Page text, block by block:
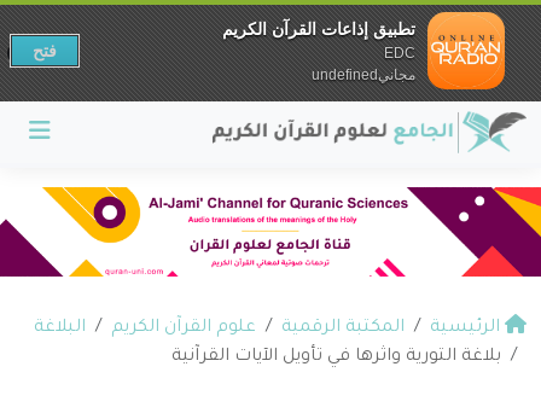
الرئيسية المكتبة الرقمية علوم القرآن الكريم
البلاغة
بلاغة التورية واثرها في تأويل الآيات القرآنية
تطبيق إذاعات القرآن الكريم
EDC
مجانيundefined
فتح